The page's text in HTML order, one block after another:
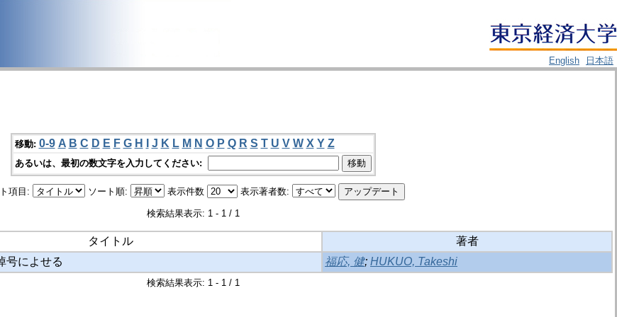
English
日本語
移動: 0-9 A B C D E F G H J K L M N O P Q R S T U V W X Y Z
あるいは、最初の数文字を入力してください:
項目: ソート順: 表示件数 表示著者数:
検索結果表示: 1 - 1 / 1
タイトル
著者
号によせる 福応, 健; HUKUO, Takeshi
検索結果表示: 1 - 1 / 1